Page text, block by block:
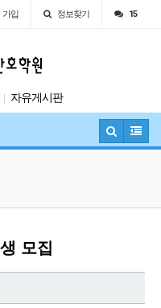
가입 정보찾기 15
자유게시판
험정보
모집